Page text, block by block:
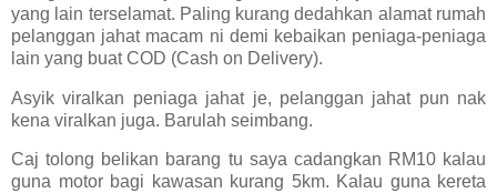
yang lain terselamat. Paling kurang dedahkan alamat rumah
pelanggan jahat macam ni demi kebaikan peniaga-peniaga
lain yang buat COD (Cash on Delivery).
Asyik viralkan peniaga jahat je, pelanggan jahat pun nak
kena viralkan juga. Barulah seimbang.
Caj tolong belikan barang tu saya cadangkan RM10 kalau
guna motor bagi kawasan kurang 5km. Kalau guna kereta